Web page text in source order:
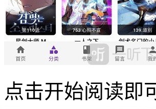
点击开始阅读即